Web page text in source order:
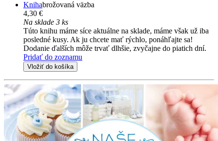
Knihabrožovaná väzba
4,30 €
Na sklade 3 ks
Túto knihu máme síce aktuálne na sklade, máme však už iba
posledné kusy. Ak ju chcete mať rýchlo, ponáhľajte sa!
Dodanie ďalších môže trvať dlhšie, zvyčajne do piatich dní.
Pridať do zoznamu
Vložiť do košíka